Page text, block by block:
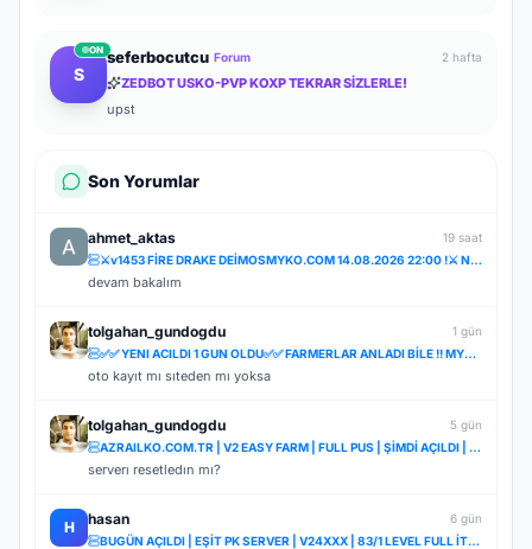
S
ON seferbocutcu Forum 2 hafta
ZEDBOT USKO-PVP KOXP TEKRAR SİZLERLE!
upst
Son Yorumlar
ahmet_aktas
19 saat
⚔️v1453 FİRE DRAKE DEİMOSMYKO.COM 14.08.2026 22:00 !⚔️ NOSTALJİ SERVER STARTER BEDAVA!ÖZLENEN NOSTAL
devam bakalım
tolgahan_gundogdu
1 gün
✅✅ YENI ACILDI 1 GUN OLDU✅✅ FARMERLAR ANLADI BİLE !! MYTHKO 20:00 'da ONLİNE ✅✅
oto kayıt mı sıteden mı yoksa
tolgahan_gundogdu
5 gün
AZRAILKO.COM.TR | V2 EASY FARM | FULL PUS | ŞİMDİ AÇILDI | İNDİR BAŞLA
serverı resetledın mı?
H hasan
6 gün
BUGÜN AÇILDI | EŞİT PK SERVER | V24XXX | 83/1 LEVEL FULL İTEM | İTEM SATIŞI YOKTUR